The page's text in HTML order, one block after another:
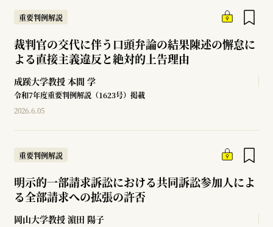
重要判例解説
裁判官の交代に伴う口頭弁論の結果陳述の懈怠に
よる直接主義違反と絶対的上告理由
成蹊大学教授 本間 学
令和7年度重要判例解説（1623号）掲載
2026.6.05
重要判例解説
明示的一部請求訴訟における共同訴訟参加人によ
る全部請求への拡張の許否
岡山大学教授 濵田 陽子